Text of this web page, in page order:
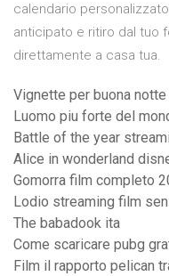
calendario
anticipato e ritiro dal tuo
direttamente a casa tua.
Vignette per buona notte
Luomo piu forte del
Battle of the year
Alice in wonderland
Gomorra film completo
Lodio streaming film
The babadook ita
Come scaricare pubg
Film il rapporto pelican